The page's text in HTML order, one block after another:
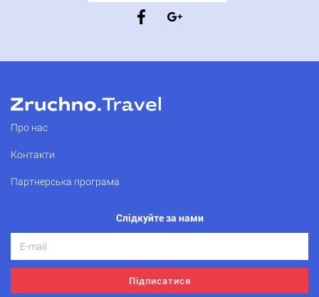
Про нас
Контакти
Партнерська програма
Слідкуйте за нами
Підписатися